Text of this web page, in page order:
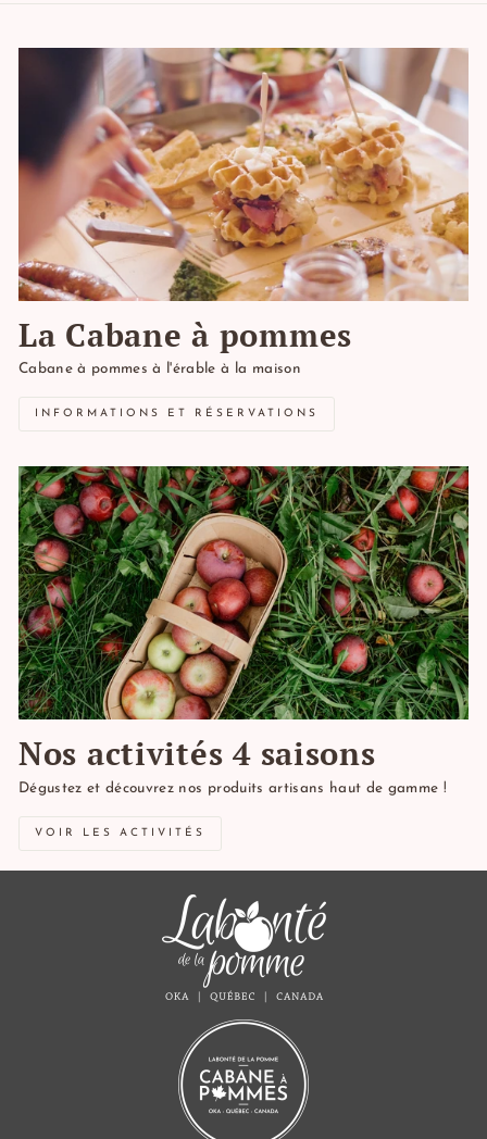
La Cabane à pommes
Cabane à pommes à l'érable à la maison
INFORMATIONS ET RÉSERVATIONS
Nos activités 4 saisons
Dégustez et découvrez nos produits artisans haut de gamme !
VOIR LES ACTIVITÉS